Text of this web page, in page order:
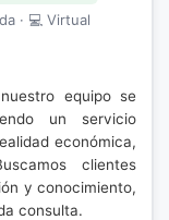
· 💻 Virtual
equipo se
un servicio
económica,
clientes
y conocimiento,
consulta.